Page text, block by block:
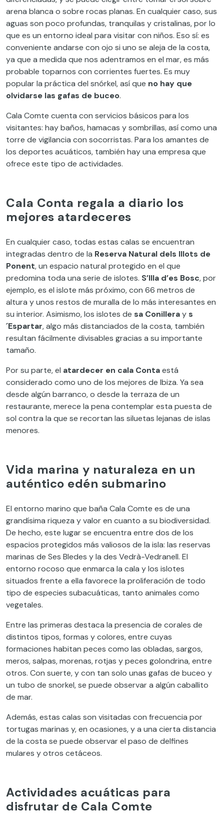
arena blanca o sobre rocas planas. En cualquier caso, sus
aguas son poco profundas, tranquilas y cristalinas, por lo
que es un entorno ideal para visitar con niños. Eso sí: es
conveniente andarse con ojo si uno se aleja de la costa,
ya que a medida que nos adentramos en el mar, es más
probable toparnos con corrientes fuertes. Es muy
popular la práctica del snórkel, así que no hay que
olvidarse las gafas de buceo.
Cala Comte cuenta con servicios básicos para los
visitantes: hay baños, hamacas y sombrillas, así como una
torre de vigilancia con socorristas. Para los amantes de
los deportes acuáticos, también hay una empresa que
ofrece este tipo de actividades.
Cala Conta regala a diario los
mejores atardeceres
En cualquier caso, todas estas calas se encuentran
integradas dentro de la Reserva Natural dels Illots de
Ponent, un espacio natural protegido en el que
predomina toda una serie de islotes. S’Illa d’es Bosc, por
ejemplo, es el islote más próximo, con 66 metros de
altura y unos restos de muralla de lo más interesantes en
su interior. Asimismo, los islotes de sa Conilleray s
´Espartar, algo más distanciados de la costa, también
resultan fácilmente divisables gracias a su importante
tamaño.
Por su parte, el atardecer en cala Contaestá
considerado como uno de los mejores de Ibiza. Ya sea
desde algún barranco, o desde la terraza de un
restaurante, merece la pena contemplar esta puesta de
sol contra la que se recortan las siluetas lejanas de islas
menores.
Vida marina y naturaleza en un
auténtico edén submarino
El entorno marino que baña Cala Comte es de una
grandísima riqueza y valor en cuanto a su biodiversidad.
De hecho, este lugar se encuentra entre dos de los
espacios protegidos más valiosos de la isla: las reservas
marinas de Ses Bledes y la des Vedrà-Vedranell. El
entorno rocoso que enmarca la cala y los islotes
situados frente a ella favorece la proliferación de todo
tipo de especies subacuáticas, tanto animales como
vegetales.
Entre las primeras destaca la presencia de corales de
distintos tipos, formas y colores, entre cuyas
formaciones habitan peces como las obladas, sargos,
meros, salpas, morenas, rotjas y peces golondrina, entre
otros. Con suerte, y con tan solo unas gafas de buceo y
un tubo de snorkel, se puede observar a algún caballito
de mar.
Además, estas calas son visitadas con frecuencia por
tortugas marinas y, en ocasiones, y a una cierta distancia
de la costa se puede observar el paso de delfines
mulares y otros cetáceos.
Actividades acuáticas para
disfrutar de Cala Comte